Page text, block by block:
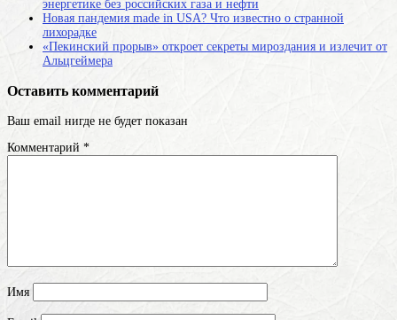
энергетике без российских газа и нефти
Новая пандемия made in USA? Что известно о странной
лихорадке
«Пекинский прорыв» откроет секреты мироздания и излечит от
Альцгеймера
Оставить комментарий
Ваш email нигде не будет показан
Комментарий *
Имя